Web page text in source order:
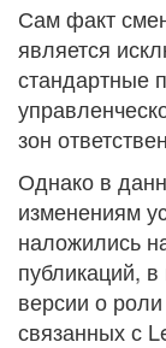
Сам факт
является
стандартные
зон
Однако в
изменениям
наложились
публикаций,
версии о
связанных с